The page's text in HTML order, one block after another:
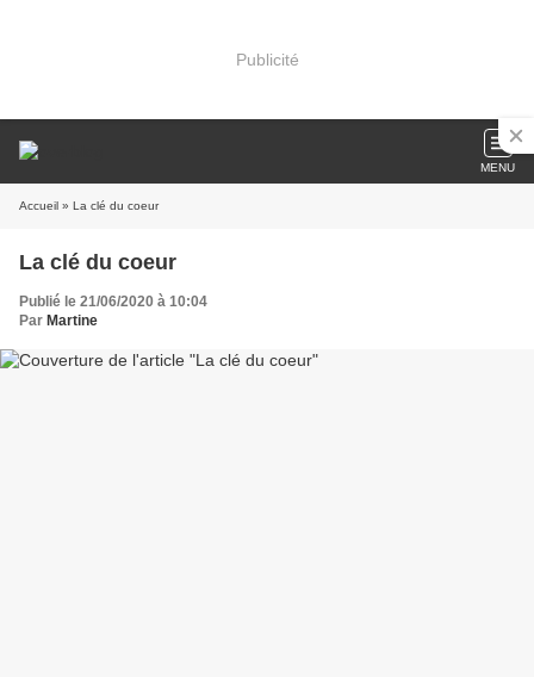
Publicité
MENU
Accueil » La clé du coeur
La clé du coeur
Publié le 21/06/2020 à 10:04
Par Martine